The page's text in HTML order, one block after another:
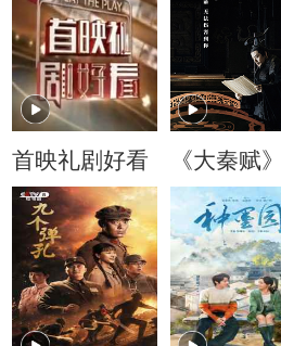
首映礼剧好看 《大秦赋》